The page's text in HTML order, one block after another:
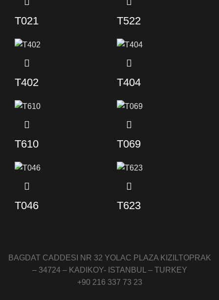
T021 T522
T402 T404
T610 T069
T046 T623
BAGDAT CADDESI NR 32 YOLAC PLAZA KIZILTOPRAK
– 34724 – KADIKOY- ISTANBUL – TURKEY
+90 216 337 73 23